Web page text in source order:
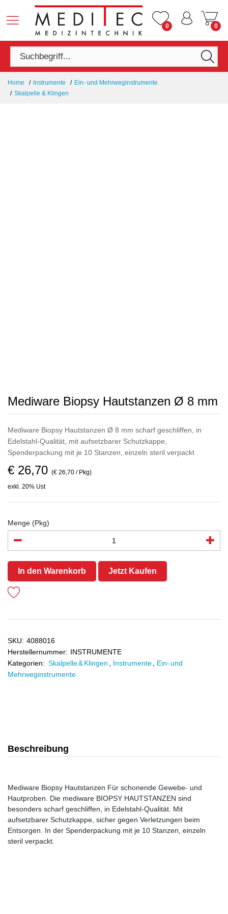
0 0
Home Instrumente
Ein- und Mehrweginstrumente
Skalpelle & Klingen
Mediware Biopsy Hautstanzen Ø 8 mm
Mediware Biopsy Hautstanzen Ø 8 mm scharf geschliffen, in
Edelstahl-Qualität, mit aufsetzbarer Schutzkappe,
Spenderpackung mit je 10 Stanzen, einzeln steril verpackt
€ 26,70 (€ 26,70 / Pkg)
exkl. 20% Ust
Menge (Pkg)
In den Warenkorb Jetzt Kaufen
SKU: 4088016
Herstellernummer: INSTRUMENTE
Kategorien: Skalpelle & Klingen Instrumente
Ein- und
Mehrweginstrumente
Beschreibung
Mediware Biopsy Hautstanzen Für schonende Gewebe- und
Hautproben. Die mediware BIOPSY HAUTSTANZEN sind
besonders scharf geschliffen, in Edelstahl-Qualität. Mit
aufsetzbarer Schutzkappe, sicher gegen Verletzungen beim
Entsorgen. In der Spenderpackung mit je 10 Stanzen, einzeln
steril verpackt.